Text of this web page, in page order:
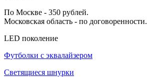
По Москве - 350 рублей.
Московская область - по договоренности.
LED поколение
Футболки с эквалайзером
Светящиеся шнурки